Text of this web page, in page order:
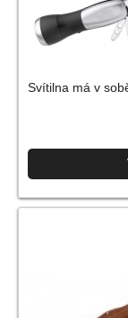
Svítilna má v